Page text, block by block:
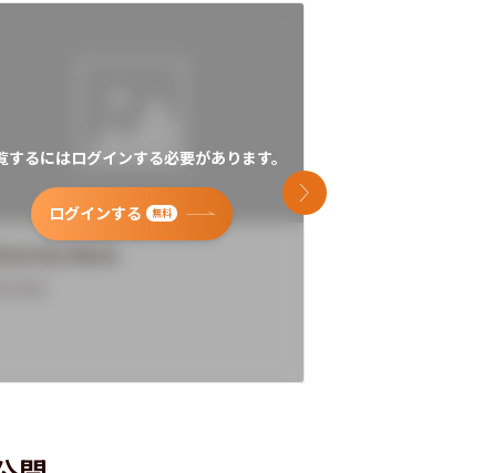
するにはログインする必要があります。
ログインする 無料
次のスライド